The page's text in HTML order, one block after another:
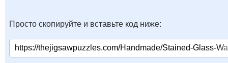
Просто скопируйте и вставьте код ниже: